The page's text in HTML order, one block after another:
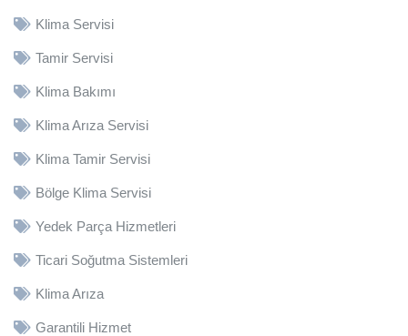
Klima Servisi
Tamir Servisi
Klima Bakımı
Klima Arıza Servisi
Klima Tamir Servisi
Bölge Klima Servisi
Yedek Parça Hizmetleri
Ticari Soğutma Sistemleri
Klima Arıza
Garantili Hizmet